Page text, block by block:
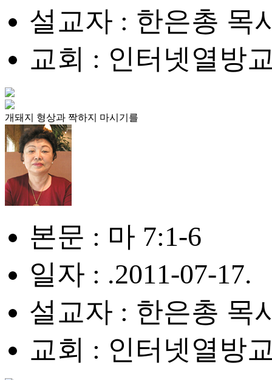
설교자 : 한은총 목
교회 : 인터넷열방
개돼지 형상과 짝하지 마시기를
본문 : 마 7:1-6
일자 : .2011-07-17.
설교자 : 한은총 목
교회 : 인터넷열방